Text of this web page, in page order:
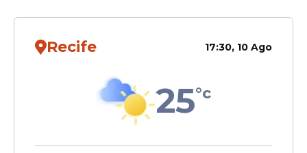
Veja Também
Recife 17:30, 10 Ago
25°c